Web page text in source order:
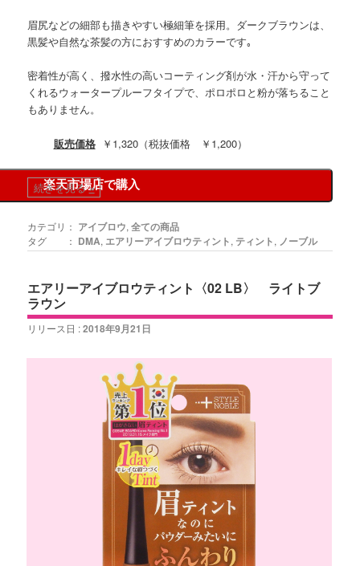
眉尻などの細部も描きやすい極細筆を採用。ダークブラウンは、
黒髪や自然な茶髪の方におすすめのカラーです｡
密着性が高く、撥水性の高いコーティング剤が水・汗から守って
くれるウォータープルーフタイプで、ポロポロと粉が落ちること
もありません。
販売価格￥1,320（税抜価格 ￥1,200）
楽天市場店で購入
続きを見る»
カテゴリ： アイブロウ,全ての商品
タグ ： DMA, エアリーアイブロウティント, ティント, ノーブル
エアリーアイブロウティント〈02 LB〉 ライトブ
ラウン
リリース日 :2018年9月21日